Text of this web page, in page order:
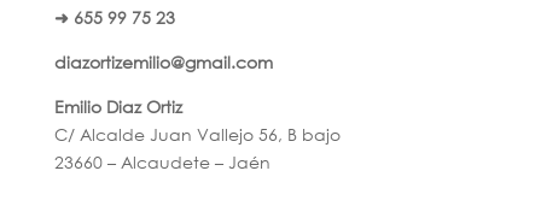
➜ 655 99 75 23
diazortizemilio@gmail.com
Emilio Diaz Ortiz
C/ Alcalde Juan Vallejo 56, B bajo
23660 – Alcaudete – Jaén